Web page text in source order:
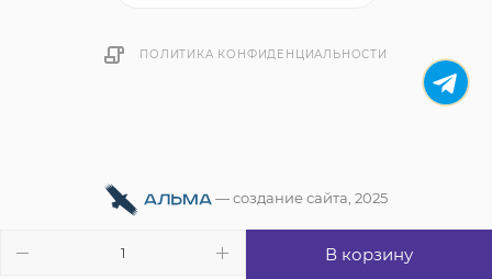
В корзину
ПОЛИТИКА КОНФИДЕНЦИАЛЬНОСТИ
—cоздание сайта , 2025